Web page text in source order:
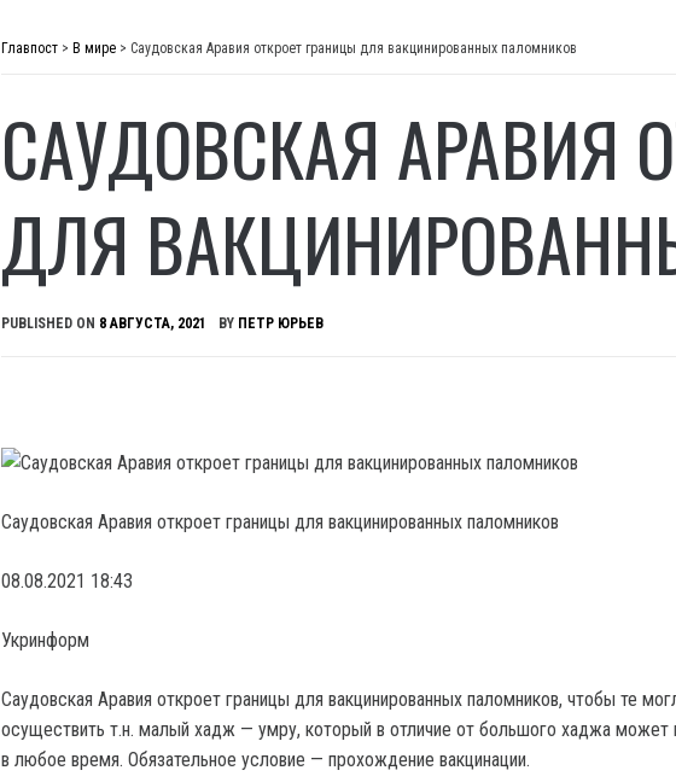
Главпост > В мире > Саудовская Аравия откроет границы для вакцинированных паломников
САУДОВСКАЯ АРАВИЯ
ДЛЯ
PUBLISHED ON 8 АВГУСТА, 2021 BY ПЕТР ЮРЬЕВ
Саудовская Аравия откроет границы для вакцинированных паломников
08.08.2021 18:43
Укринформ
Саудовская Аравия откроет границы для вакцинированных паломников, чтобы те
осуществить т.н. малый хадж — умру, который в отличие от большого хаджа может
в любое время. Обязательное условие — прохождение вакцинации.